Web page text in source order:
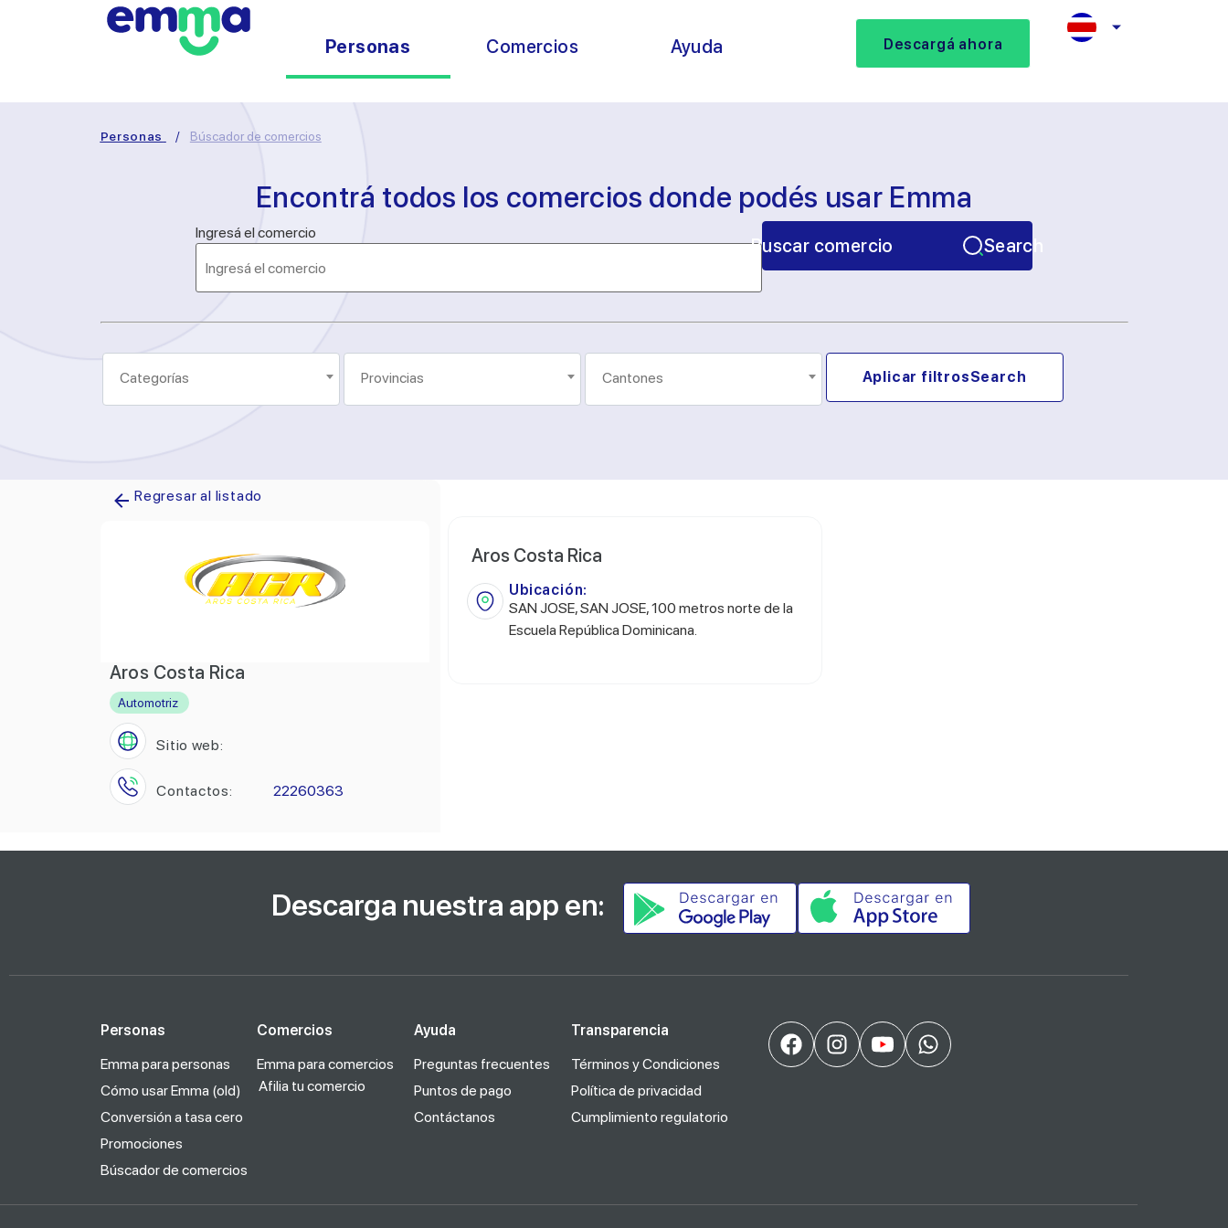
Personas Comercios Ayuda Descargá ahora
Personas / Búscador de comercios
Encontrá todos los comercios donde podés usar Emma
Ingresá el comercio
Buscar comercio Search
Aplicar filtrosSearch
Regresar al listado
Aros Costa Rica
Automotriz
Sitio web:
Contactos: 22260363
Aros Costa Rica
Ubicación:
SAN JOSE, SAN JOSE, 100 metros norte de la
Escuela República Dominicana.
Descarga nuestra app en:
Personas
Emma para personas
Cómo usar Emma (old)
Conversión a tasa cero
Promociones
Búscador de comercios
Comercios
Emma para comercios
Afilia tu comercio
Ayuda
Preguntas frecuentes
Puntos de pago
Contáctanos
Transparencia
Términos y Condiciones
Política de privacidad
Cumplimiento regulatorio